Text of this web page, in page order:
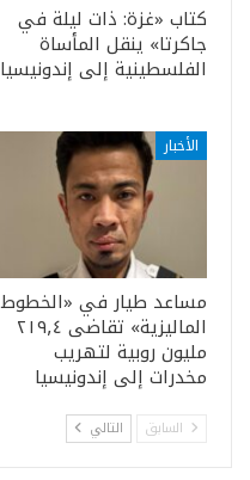
كتاب «غزة: ذات ليلة في
جاكرتا» ينقل المأساة
الفلسطينية إلى إندونيسيا
الأخبار
مساعد طيار في «الخطوط
الماليزية» تقاضى ٢١٩٫٤
مليون روبية لتهريب
مخدرات إلى إندونيسيا
السابق التالي